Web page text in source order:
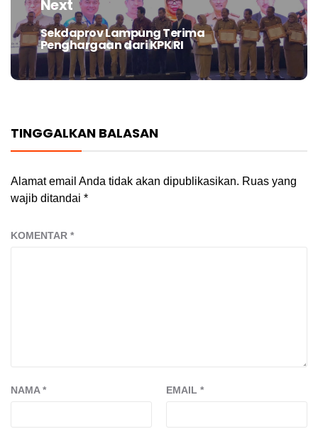
Next
Next
post:
Sekdaprov Lampung Terima
Penghargaan dari KPK RI
TINGGALKAN BALASAN
Alamat email Anda tidak akan dipublikasikan. Ruas yang
wajib ditandai *
KOMENTAR *
NAMA* EMAIL *